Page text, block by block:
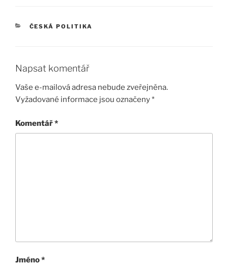
RUBRIKY
ČESKÁ POLITIKA
Napsat komentář
Vaše e-mailová adresa nebude zveřejněna.
Vyžadované informace jsou označeny*
Komentář*
Jméno*